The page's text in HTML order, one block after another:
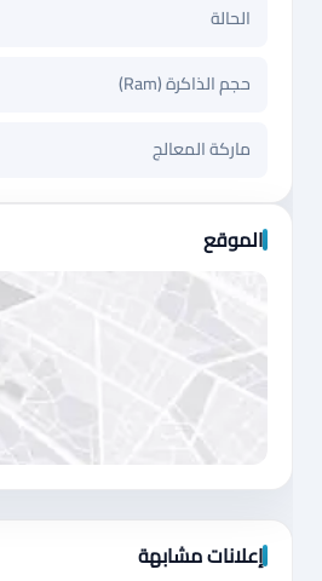
الحالة
حجم الذاكرة (Ram)
ماركة المعالج
الموقع
اضغط لتحميل الموقع
إعلانات مشابهة